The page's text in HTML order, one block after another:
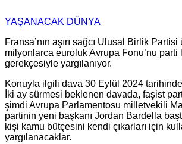
YAŞANACAK DÜNYA
Fransa’nın aşırı sağcı Ulusal Birlik Partisi
milyonlarca euroluk Avrupa Fonu’nu parti
gerekçesiyle yargılanıyor.
Konuyla ilgili dava 30 Eylül 2024 tarihinde
İki ay sürmesi beklenen davada, faşist
şimdi Avrupa Parlamentosu milletvekili
partinin yeni başkanı Jordan Bardella
kişi kamu bütçesini kendi çıkarları için
yargılanacaklar.